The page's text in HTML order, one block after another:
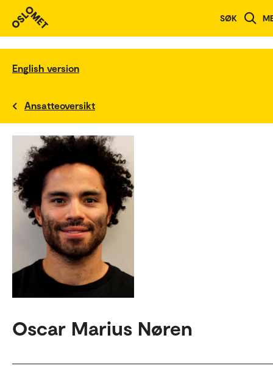
SØK
English version
Ansatteoversikt
Oscar Marius Nøren